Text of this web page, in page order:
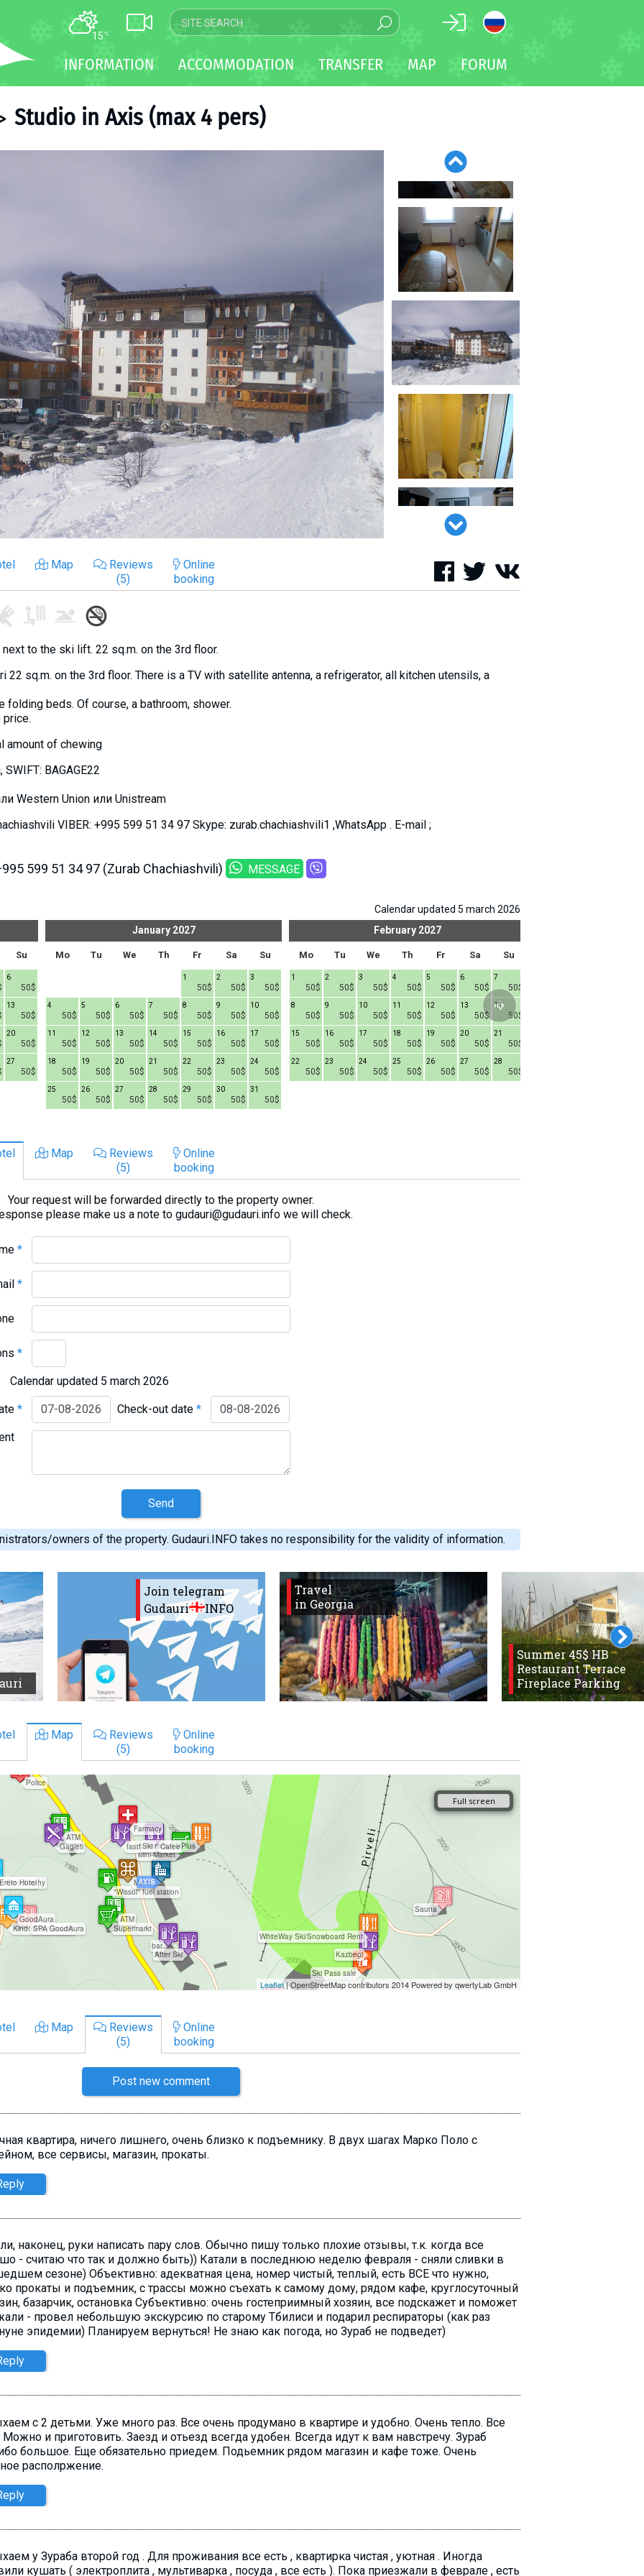
15°C
INFORMATION ACCOMMODATION TRANSFER MAP FORUM
Studio in Axis (max 4 pers)
Map
Reviews
(5)
Online
booking
to the ski lift. 22 sq.m. on the 3rd floor.
22 sq.m. on the 3rd floor. There is a TV with satellite antenna, a refrigerator, all kitchen utensils, a
folding beds. Of course, a bathroom, shower.
price.
amount of chewing
SWIFT: BAGAGE22
Western Union или Unistream
VIBER: +995 599 51 34 97 Skype: zurab.chachiashvili1 ,WhatsApp . E-mail ;
599 51 34 97 (Zurab Chachiashvili) MESSAGE
Calendar updated 5 march 2026
Su
50$
6
50$
13
50$
20
50$
27
January 2027
Mo Tu We Th Fr Sa Su
50$
1
50$
2
50$
3
50$
4
50$
5
50$
6
50$
7
50$
8
50$
9
50$
10
50$
11
50$
12
50$
13
50$
14
50$
15
50$
16
50$
17
50$
18
50$
19
50$
20
50$
21
50$
22
50$
23
50$
24
50$
25
50$
26
50$
27
50$
28
50$
29
50$
30
50$
31
February 2027
Mo Tu We Th Fr Sa Su
50$
1
50$
2
50$
3
50$
4
50$
5
50$
6
50$
7
50$
8
50$
9
50$
10
50$
11
50$
12
50$
13
50$
14
50$
15
50$
16
50$
17
50$
18
50$
19
50$
20
50$
21
50$
22
50$
23
50$
24
50$
25
50$
26
50$
27
50$
28
Map
Reviews
(5)
Online
booking
Your request will be forwarded directly to the property owner.
please make us a note to gudauri@gudauri.info we will check.
*
*
*
Calendar updated 5 march 2026
* Check-out date*
Send
owners of the property. Gudauri.INFO takes no responsibility for the validity of information.
Join telegram
Gudauri
INFO
Travel
in Georgia
Summer 45$ HB
Restaurant Terrace
Fireplace Parking
Map
Reviews
(5)
Online
booking
Map
Reviews
(5)
Online
booking
Post new comment
квартира, ничего лишнего, очень близко к подъемнику. В двух шагах Марко Поло с
все сервисы, магазин, прокаты.
наконец, руки написать пару слов. Обычно пишу только плохие отзывы, т.к. когда все
- считаю что так и должно быть)) Катали в последнюю неделю февраля - сняли сливки в
сезоне) Объективно: адекватная цена, номер чистый, теплый, есть ВСЕ что нужно,
прокаты и подъемник, с трассы можно съехать к самому дому, рядом кафе, круглосуточный
базарчик, остановка Субъективно: очень гостеприимный хозяин, все подскажет и поможет
- провел небольшую экскурсию по старому Тбилиси и подарил респираторы (как раз
эпидемии) Планируем вернуться! Не знаю как погода, но Зураб не подведет)
с 2 детьми. Уже много раз. Все очень продумано в квартире и удобно. Очень тепло. Все
Можно и приготовить. Заезд и отьезд всегда удобен. Всегда идут к вам навстречу. Зураб
большое. Еще обязательно приедем. Подьемник рядом магазин и кафе тоже. Очень
располржение.
у Зураба второй год . Для проживания все есть , квартирка чистая , уютная . Иногда
кушать ( электроплита , мультиварка , посуда , все есть ). Пока приезжали в феврале , есть
TRANSFER